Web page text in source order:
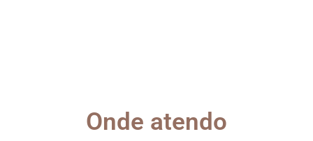
Onde atendo